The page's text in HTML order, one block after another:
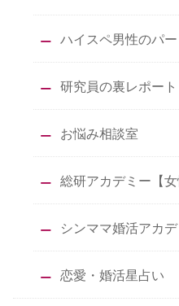
ハイスペ男性のパ
研究員の裏レポート
お悩み相談室
総研アカデミー【
シンママ婚活アカ
恋愛・婚活星占い